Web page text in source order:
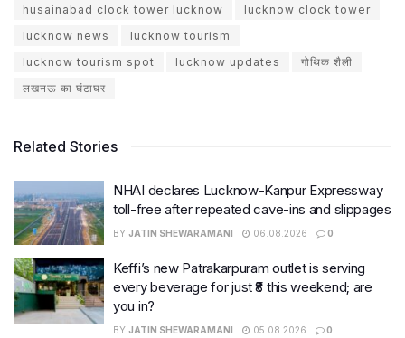
husainabad clock tower lucknow
lucknow clock tower
lucknow news
lucknow tourism
lucknow tourism spot
lucknow updates
गोथिक शैली
लखनऊ का घंटाघर
Related Stories
NHAI declares Lucknow-Kanpur Expressway
toll-free after repeated cave-ins and slippages
BY JATIN SHEWARAMANI 06.08.2026 0
Keffi’s new Patrakarpuram outlet is serving
every beverage for just ₹8 this weekend; are
you in?
BY JATIN SHEWARAMANI 05.08.2026 0